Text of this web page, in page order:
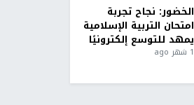
الخضور: نجاح تجربة
امتحان التربية الإسلامية
يمهد للتوسع إلكترونيًا
1 شهر ago